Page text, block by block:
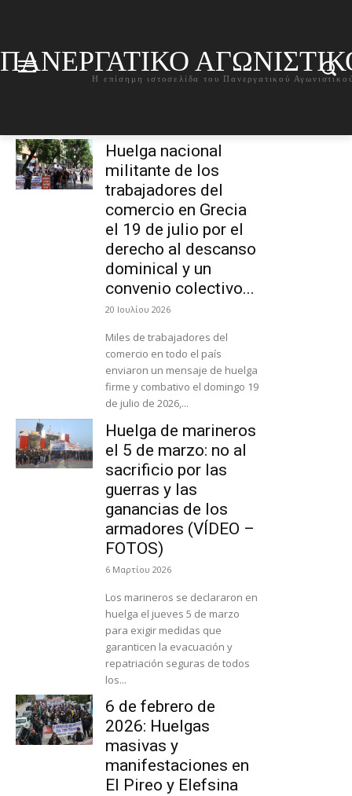
ΠΑΝΕΡΓΑΤΙΚΟ
Η επίσημη ιστοσελίδα του Πανεργατικού
Huelga nacional
militante de los
trabajadores del
comercio en Grecia
el 19 de julio por el
derecho al descanso
dominical y un
convenio colectivo...
20 Ιουλίου 2026
Miles de trabajadores del
comercio en todo el país
enviaron un mensaje de huelga
firme y combativo el domingo 19
de julio de 2026,...
Huelga de marineros
el 5 de marzo: no al
sacrificio por las
guerras y las
ganancias de los
armadores (VÍDEO –
FOTOS)
6 Μαρτίου 2026
Los marineros se declararon en
huelga el jueves 5 de marzo
para exigir medidas que
garanticen la evacuación y
repatriación seguras de todos
los...
6 de febrero de
2026: Huelgas
masivas y
manifestaciones en
El Pireo y Elefsina